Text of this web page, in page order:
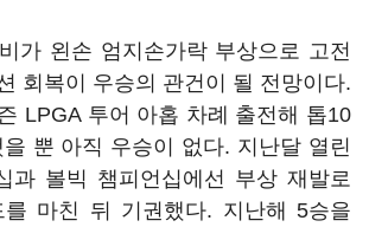
가 왼손 엄지손가락 부상으로 고전
회복이 우승의 관건이 될 전망이다.
LPGA 투어 아홉 차례 출전해 톱10
뿐 아직 우승이 없다. 지난달 열린
과 볼빅 챔피언십에선 부상 재발로
를 마친 뒤 기권했다. 지난해 5승을